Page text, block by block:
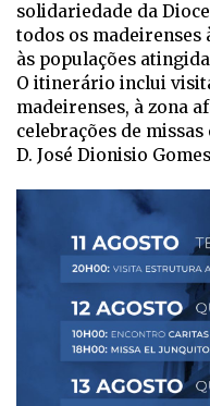
solidariedade da
todos os madeirenses
às populações
O itinerário inclui
madeirenses, à zona
celebrações de
D. José Dionisio